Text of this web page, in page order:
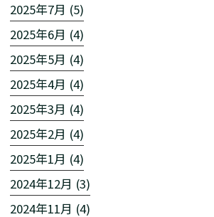
2025年7月 (5)
2025年6月 (4)
2025年5月 (4)
2025年4月 (4)
2025年3月 (4)
2025年2月 (4)
2025年1月 (4)
2024年12月 (3)
2024年11月 (4)